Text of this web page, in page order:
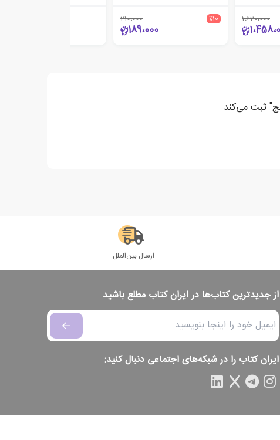
1،620،000 ٪10 210،000
189،000
ثبت می‌کند
ارسال بین‌الملل
از جدیدترین کتاب‌ها در ایران کتاب مطلع باشید
ایران کتاب را در شبکه‌های اجتماعی دنبال کنید: